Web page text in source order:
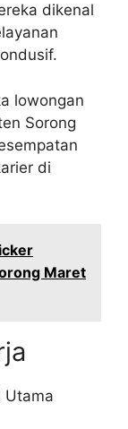
dikenal
lowongan
Sorong
di
Maret
Utama